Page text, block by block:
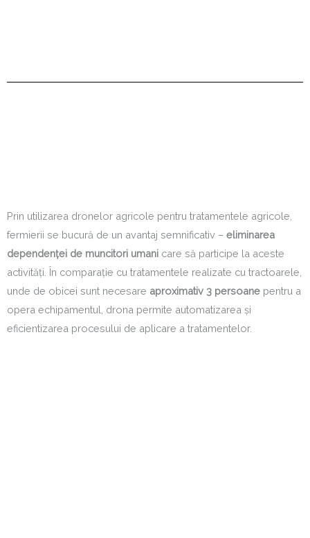
Prin utilizarea dronelor agricole pentru tratamentele agricole,
fermierii se bucură de un avantaj semnificativ – eliminarea
dependenței de muncitori umani care să participe la aceste
activități. În comparație cu tratamentele realizate cu tractoarele,
unde de obicei sunt necesare aproximativ 3 persoane pentru a
opera echipamentul, drona permite automatizarea și
eficientizarea procesului de aplicare a tratamentelor.